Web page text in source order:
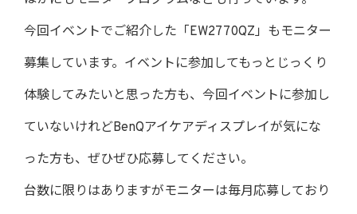
今回イベントでご紹介した「EW2770QZ」もモニター
募集しています。イベントに参加してもっとじっくり
体験してみたいと思った方も、今回イベントに参加し
ていないけれどBenQアイケアディスプレイが気にな
った方も、ぜひぜひ応募してください。
台数に限りはありますがモニターは毎月応募しており